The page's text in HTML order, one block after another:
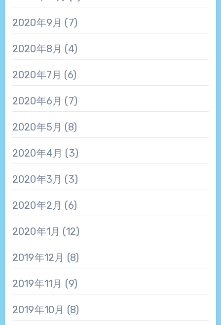
2020年9月 (7)
2020年8月 (4)
2020年7月 (6)
2020年6月 (7)
2020年5月 (8)
2020年4月 (3)
2020年3月 (3)
2020年2月 (6)
2020年1月 (12)
2019年12月 (8)
2019年11月 (9)
2019年10月 (8)